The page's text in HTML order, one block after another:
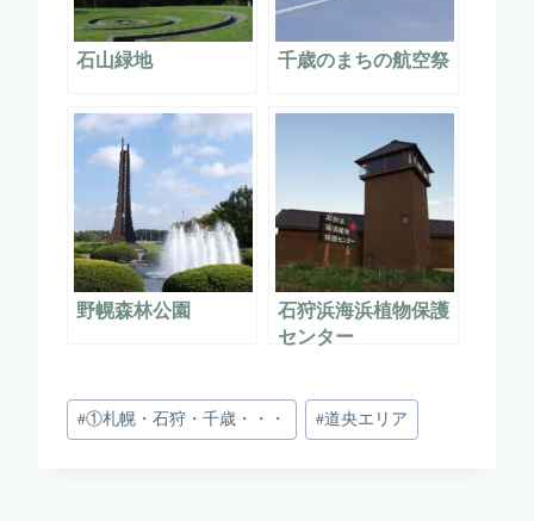
石山緑地 千歳のまちの航空祭
野幌森林公園
石狩浜海浜植物保護
センター
投
稿
#①札幌・石狩・千歳・・・ #道央エリア